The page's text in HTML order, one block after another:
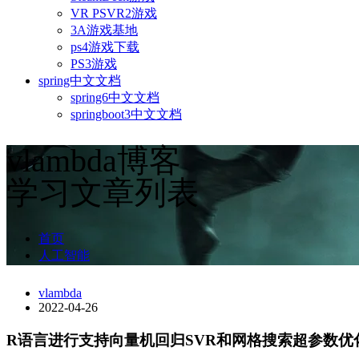
VR PSVR2游戏
3A游戏基地
ps4游戏下载
PS3游戏
spring中文文档
spring6中文文档
springboot3中文文档
vlambda博客
学习文章列表
首页
人工智能
vlambda
2022-04-26
R语言进行支持向量机回归SVR和网格搜索超参数优